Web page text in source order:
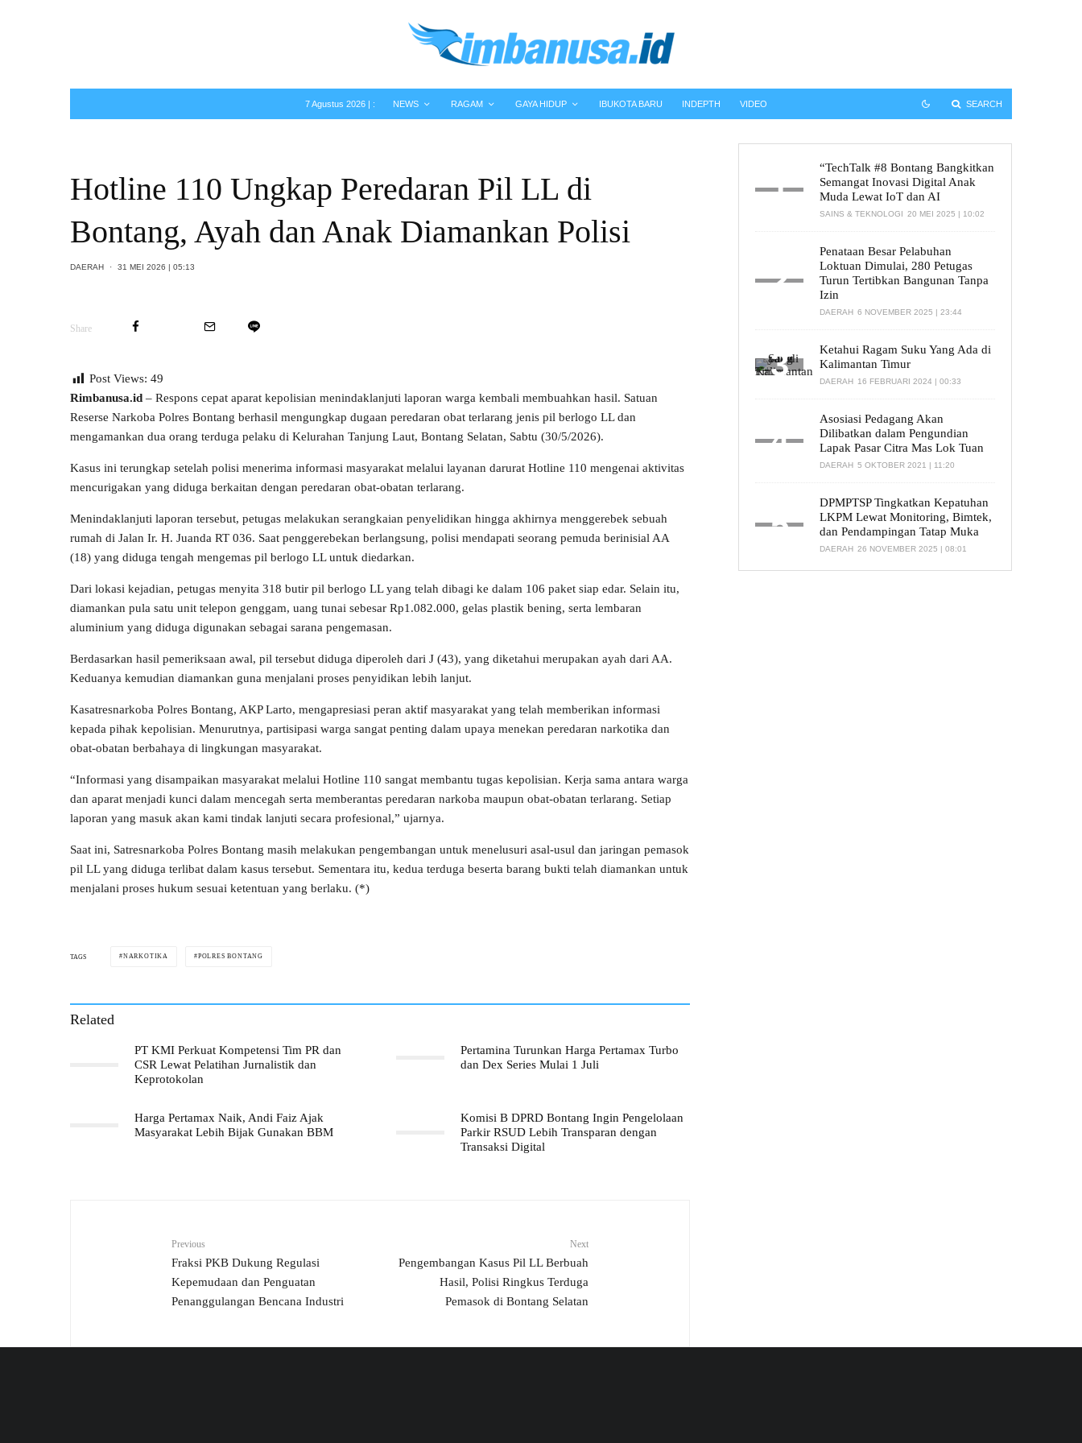
7 Agustus 2026 | : NEWS RAGAM GAYA HIDUP IBUKOTA BARU INDEPTH VIDEO SEARCH
Hotline 110 Ungkap Peredaran Pil LL di
Bontang, Ayah dan Anak Diamankan Polisi
DAERAH · 31 MEI 2026 | 05:13
Share
Post Views: 49
Rimbanusa.id – Respons cepat aparat kepolisian menindaklanjuti laporan warga kembali membuahkan hasil. Satuan
Reserse Narkoba Polres Bontang berhasil mengungkap dugaan peredaran obat terlarang jenis pil berlogo LL dan
mengamankan dua orang terduga pelaku di Kelurahan Tanjung Laut, Bontang Selatan, Sabtu (30/5/2026).
Kasus ini terungkap setelah polisi menerima informasi masyarakat melalui layanan darurat Hotline 110 mengenai aktivitas
mencurigakan yang diduga berkaitan dengan peredaran obat-obatan terlarang.
Menindaklanjuti laporan tersebut, petugas melakukan serangkaian penyelidikan hingga akhirnya menggerebek sebuah
rumah di Jalan Ir. H. Juanda RT 036. Saat penggerebekan berlangsung, polisi mendapati seorang pemuda berinisial AA
(18) yang diduga tengah mengemas pil berlogo LL untuk diedarkan.
Dari lokasi kejadian, petugas menyita 318 butir pil berlogo LL yang telah dibagi ke dalam 106 paket siap edar. Selain itu,
diamankan pula satu unit telepon genggam, uang tunai sebesar Rp1.082.000, gelas plastik bening, serta lembaran
aluminium yang diduga digunakan sebagai sarana pengemasan.
Berdasarkan hasil pemeriksaan awal, pil tersebut diduga diperoleh dari J (43), yang diketahui merupakan ayah dari AA.
Keduanya kemudian diamankan guna menjalani proses penyidikan lebih lanjut.
Kasatresnarkoba Polres Bontang, AKP Larto, mengapresiasi peran aktif masyarakat yang telah memberikan informasi
kepada pihak kepolisian. Menurutnya, partisipasi warga sangat penting dalam upaya menekan peredaran narkotika dan
obat-obatan berbahaya di lingkungan masyarakat.
“Informasi yang disampaikan masyarakat melalui Hotline 110 sangat membantu tugas kepolisian. Kerja sama antara warga
dan aparat menjadi kunci dalam mencegah serta memberantas peredaran narkoba maupun obat-obatan terlarang. Setiap
laporan yang masuk akan kami tindak lanjuti secara profesional,” ujarnya.
Saat ini, Satresnarkoba Polres Bontang masih melakukan pengembangan untuk menelusuri asal-usul dan jaringan pemasok
pil LL yang diduga terlibat dalam kasus tersebut. Sementara itu, kedua terduga beserta barang bukti telah diamankan untuk
menjalani proses hukum sesuai ketentuan yang berlaku. (*)
TAGS NARKOTIKA POLRES BONTANG
Related
PT KMI Perkuat Kompetensi Tim PR dan
CSR Lewat Pelatihan Jurnalistik dan
Keprotokolan
Pertamina Turunkan Harga Pertamax Turbo
dan Dex Series Mulai 1 Juli
Harga Pertamax Naik, Andi Faiz Ajak
Masyarakat Lebih Bijak Gunakan BBM
Komisi B DPRD Bontang Ingin Pengelolaan
Parkir RSUD Lebih Transparan dengan
Transaksi Digital
Previous
Fraksi PKB Dukung Regulasi
Kepemudaan dan Penguatan
Penanggulangan Bencana Industri
Next
Pengembangan Kasus Pil LL Berbuah
Hasil, Polisi Ringkus Terduga
Pemasok di Bontang Selatan
“TechTalk #8 Bontang Bangkitkan
Semangat Inovasi Digital Anak
Muda Lewat IoT dan AI
SAINS & TEKNOLOGI 20 MEI 2025 | 10:02
Penataan Besar Pelabuhan
Loktuan Dimulai, 280 Petugas
Turun Tertibkan Bangunan Tanpa
Izin
DAERAH 6 NOVEMBER 2025 | 23:44
Ketahui Ragam Suku Yang Ada di
Kalimantan Timur
DAERAH 16 FEBRUARI 2024 | 00:33
Asosiasi Pedagang Akan
Dilibatkan dalam Pengundian
Lapak Pasar Citra Mas Lok Tuan
DAERAH 5 OKTOBER 2021 | 11:20
DPMPTSP Tingkatkan Kepatuhan
LKPM Lewat Monitoring, Bimtek,
dan Pendampingan Tatap Muka
DAERAH 26 NOVEMBER 2025 | 08:01